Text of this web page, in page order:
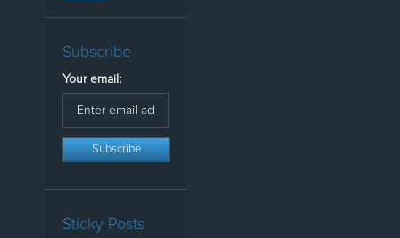
Subscribe
Your email:
Sticky Posts